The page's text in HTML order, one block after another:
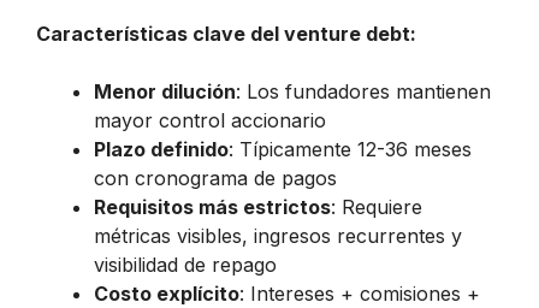
Características clave del venture debt:
Menor dilución: Los fundadores mantienen
mayor control accionario
Plazo definido: Típicamente 12-36 meses
con cronograma de pagos
Requisitos más estrictos: Requiere
métricas visibles, ingresos recurrentes y
visibilidad de repago
Costo explícito: Intereses + comisiones +